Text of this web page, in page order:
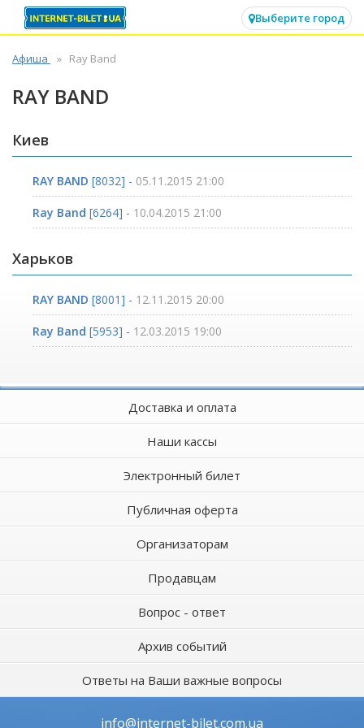
Выберите город
Афиша Ray Band
RAY BAND
Киев
RAY BAND [8032] - 05.11.2015 21:00
Ray Band [6264] - 10.04.2015 21:00
Харьков
RAY BAND [8001] - 12.11.2015 20:00
Ray Band [5953] - 12.03.2015 19:00
Доставка и оплата
Наши кассы
Электронный билет
Публичная оферта
Организаторам
Продавцам
Вопрос - ответ
Архив событий
Ответы на Ваши важные вопросы
info@internet-bilet.com.ua